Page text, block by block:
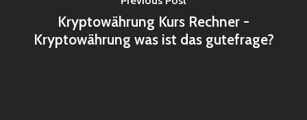
Kryptowährung Kurs Rechner -
Kryptowährung was ist das gutefrage?